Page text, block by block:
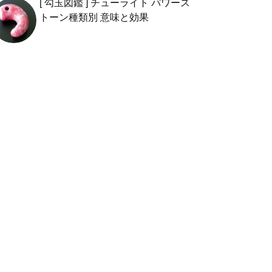
[ 勾玉図鑑 ] チューライト パワース
トーン種類別 意味と効果